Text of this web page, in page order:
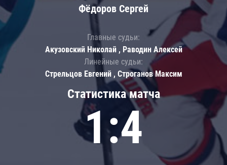
Статистика матча
1:4
Фёдоров Сергей
Главные судьи:
Акузовский Николай , Раводин Алексей
Линейные судьи:
Стрельцов Евгений , Строганов Максим